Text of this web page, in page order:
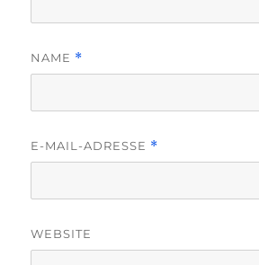
NAME *
E-MAIL-ADRESSE *
WEBSITE